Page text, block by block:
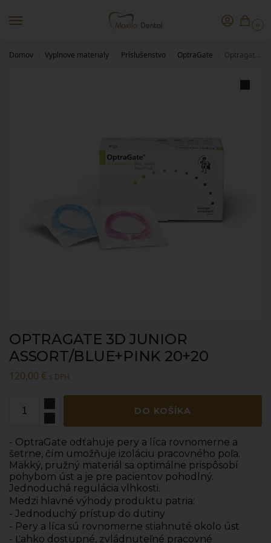
0
Domov Vyplnove materialy Príslušenstvo OptraGate Optragate 3D Junior Assort/blue+pink 20+20
OPTRAGATE 3D JUNIOR
ASSORT/BLUE+PINK 20+20
120,00 € s DPH
DO KOŠÍKA
- OptraGate odťahuje pery a líca rovnomerne a
šetrne, čím umožňuje izoláciu pracovného poľa.
Mäkký, pružný materiál sa optimálne prispôsobí
pohybom úst a je pre pacientov pohodlný.
Jednoduchá regulácia vlhkosti.
Medzi hlavné výhody produktu patria:
- Jednoduchý prístup do dutiny
- Pery a líca sú rovnomerne stiahnuté okolo úst
- Ľahko dostupné, zvládnuteľné pracovné